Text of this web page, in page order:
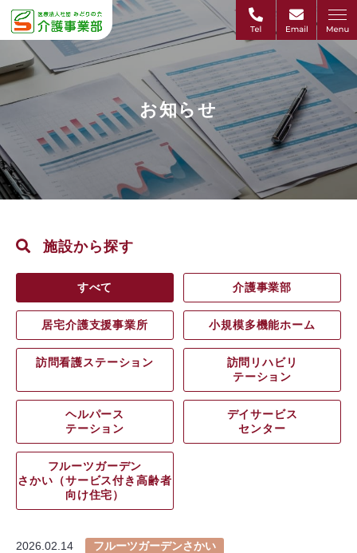
お知らせ
施設から探す
すべて 介護事業部
居宅介護支援事業所 小規模多機能ホーム
訪問看護ステーション
訪問リハビリ
テーション
ヘルパース
テーション
デイサービス
センター
フルーツガーデン
さかい（サービス付き高齢者
向け住宅）
2026.02.14 フルーツガーデンさかい